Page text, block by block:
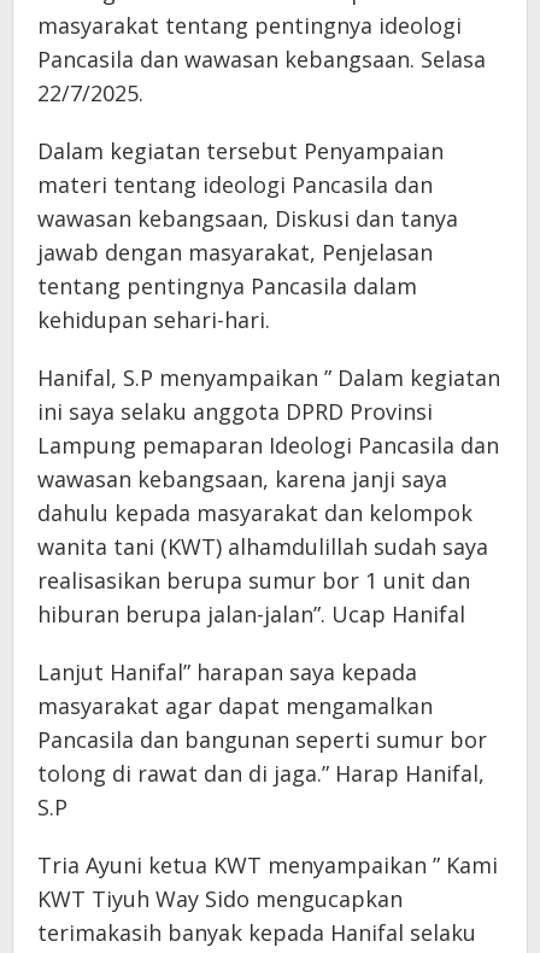
masyarakat tentang pentingnya ideologi
Pancasila dan wawasan kebangsaan. Selasa
22/7/2025.
Dalam kegiatan tersebut Penyampaian
materi tentang ideologi Pancasila dan
wawasan kebangsaan, Diskusi dan tanya
jawab dengan masyarakat, Penjelasan
tentang pentingnya Pancasila dalam
kehidupan sehari-hari.
Hanifal, S.P menyampaikan ” Dalam kegiatan
ini saya selaku anggota DPRD Provinsi
Lampung pemaparan Ideologi Pancasila dan
wawasan kebangsaan, karena janji saya
dahulu kepada masyarakat dan kelompok
wanita tani (KWT) alhamdulillah sudah saya
realisasikan berupa sumur bor 1 unit dan
hiburan berupa jalan-jalan”. Ucap Hanifal
Lanjut Hanifal” harapan saya kepada
masyarakat agar dapat mengamalkan
Pancasila dan bangunan seperti sumur bor
tolong di rawat dan di jaga.” Harap Hanifal,
S.P
Tria Ayuni ketua KWT menyampaikan ” Kami
KWT Tiyuh Way Sido mengucapkan
terimakasih banyak kepada Hanifal selaku